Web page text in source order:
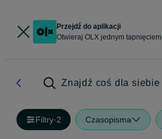
Przejdź do aplikacji
Otwieraj OLX jednym tapnięciem
Znajdź coś dla siebie
Filtry·2 Czasopisma